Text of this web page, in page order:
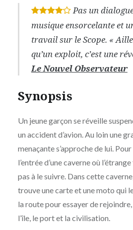
* * * *
Pas un
musique ensorcelante et
travail sur le Scope. «
qu’un exploit, c’est une
Le Nouvel Observateur
Synopsis
Un jeune garçon se réveille
un accident d’avion. Au loin une
menaçante s’approche de lui.
l’entrée d’une caverne où
pas à le suivre. Dans cette
trouve une carte et une moto qui
la route pour essayer de
l’île, le port et la civilisation.